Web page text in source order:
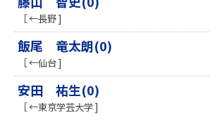
［ ←長野 ]
飯尾 竜太朗(0)
［ ←仙台 ]
安田 祐生(0)
［ ←東京学芸大学 ]